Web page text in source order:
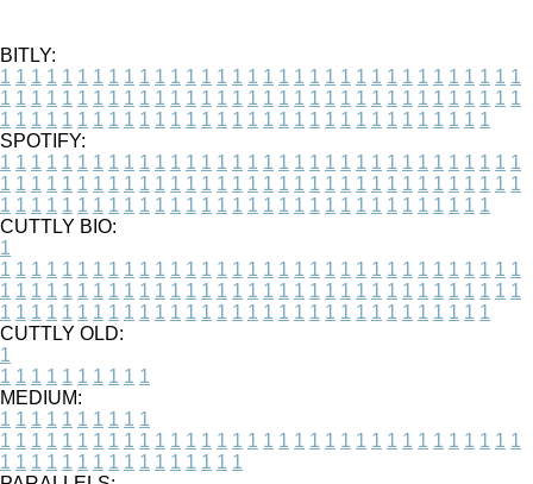
BITLY:
1 1 1 1 1 1 1 1 1 1 1 1 1 1 1 1 1 1 1 1 1 1 1 1 1 1 1 1 1 1 1 1 1 1
1 1 1 1 1 1 1 1 1 1 1 1 1 1 1 1 1 1 1 1 1 1 1 1 1 1 1 1 1 1 1 1 1 1
1 1 1 1 1 1 1 1 1 1 1 1 1 1 1 1 1 1 1 1 1 1 1 1 1 1 1 1 1 1 1 1
SPOTIFY:
1 1 1 1 1 1 1 1 1 1 1 1 1 1 1 1 1 1 1 1 1 1 1 1 1 1 1 1 1 1 1 1 1 1
1 1 1 1 1 1 1 1 1 1 1 1 1 1 1 1 1 1 1 1 1 1 1 1 1 1 1 1 1 1 1 1 1 1
1 1 1 1 1 1 1 1 1 1 1 1 1 1 1 1 1 1 1 1 1 1 1 1 1 1 1 1 1 1 1 1
CUTTLY BIO:
1
1 1 1 1 1 1 1 1 1 1 1 1 1 1 1 1 1 1 1 1 1 1 1 1 1 1 1 1 1 1 1 1 1 1
1 1 1 1 1 1 1 1 1 1 1 1 1 1 1 1 1 1 1 1 1 1 1 1 1 1 1 1 1 1 1 1 1 1
1 1 1 1 1 1 1 1 1 1 1 1 1 1 1 1 1 1 1 1 1 1 1 1 1 1 1 1 1 1 1 1
CUTTLY OLD:
1
1 1 1 1 1 1 1 1 1 1
MEDIUM:
1 1 1 1 1 1 1 1 1 1
1 1 1 1 1 1 1 1 1 1 1 1 1 1 1 1 1 1 1 1 1 1 1 1 1 1 1 1 1 1 1 1 1 1
1 1 1 1 1 1 1 1 1 1 1 1 1 1 1 1